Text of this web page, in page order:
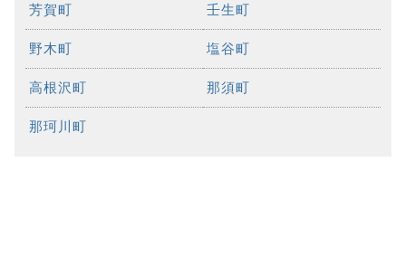
芳賀町 壬生町
野木町 塩谷町
高根沢町 那須町
那珂川町